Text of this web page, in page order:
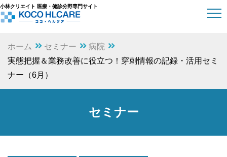
小林クリエイト 医療・健診分野専門サイト
ホーム セミナー
病院
実態把握＆業務改善に役立つ！穿刺情報の記録・活用セミ
ナー（6月）
セミナー